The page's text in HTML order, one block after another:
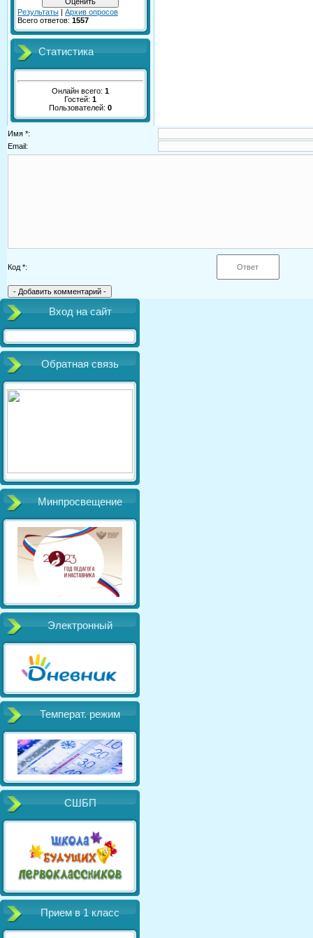
Результаты | Архив опросов
Всего ответов: 1557
Статистика
Онлайн всего: 1
Гостей: 1
Пользователей: 0
Имя *:
Email:
Код *:
Вход на сайт
Обратная связь
Минпросвещение
Электронный
Температ. режим
СШБП
Прием в 1 класс